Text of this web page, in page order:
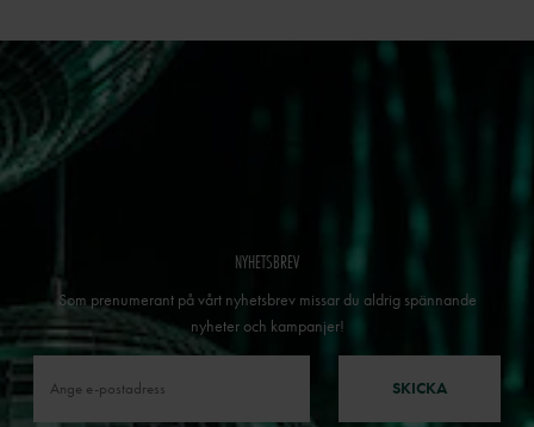
NYHETSBREV
Som prenumerant på vårt nyhetsbrev missar du aldrig spännande
nyheter och kampanjer!
SKICKA